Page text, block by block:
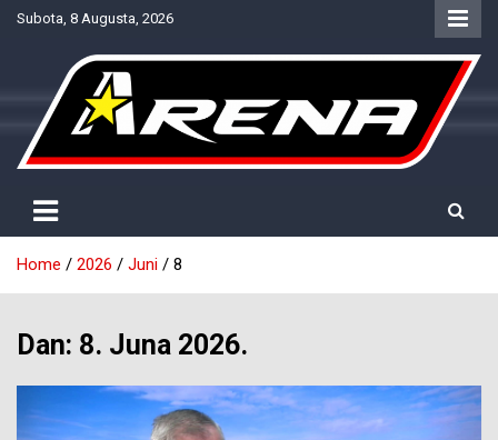
SkipSubota, 8 Augusta, 2026
NTV Arena
Home 2026 Juni 8
Dan: 8. Juna 2026.